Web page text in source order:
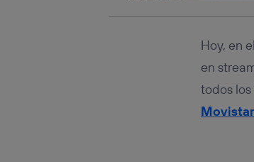
Hoy, en el
en
todos